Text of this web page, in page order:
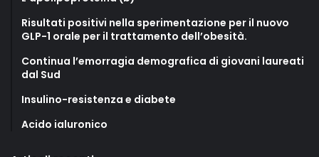
Risultati positivi nella sperimentazione per il nuovo
GLP-1 orale per il trattamento dell’obesità.
Continua l’emorragia demografica di giovani laureati
dal Sud
Insulino-resistenza e diabete
Acido ialuronico